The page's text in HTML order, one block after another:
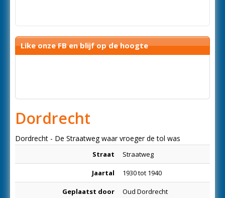
Like onze FB en blijf op de hoogte
Dordrecht
Dordrecht - De Straatweg waar vroeger de tol was
Straat Straatweg
Jaartal 1930 tot 1940
Geplaatst door Oud Dordrecht